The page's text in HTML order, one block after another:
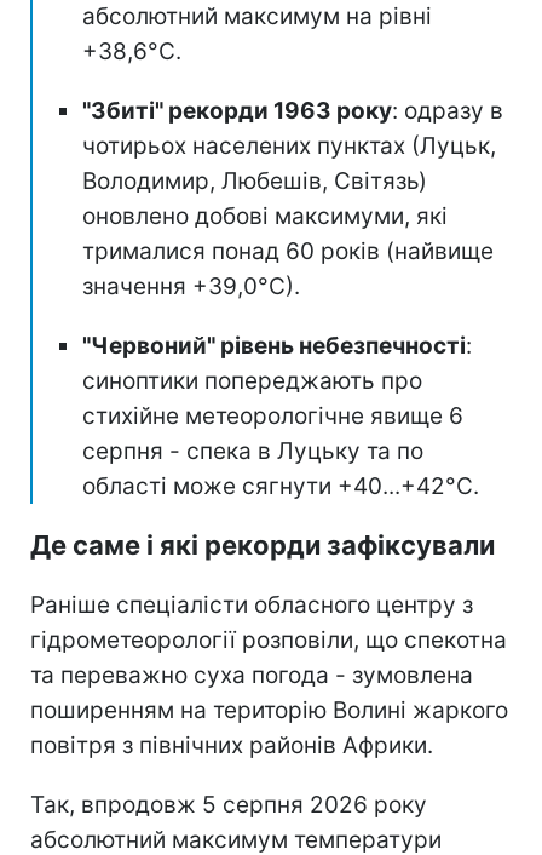
абсолютний максимум на рівні
+38,6°С.
"Збиті" рекорди 1963 року: одразу в
чотирьох населених пунктах (Луцьк,
Володимир, Любешів, Світязь)
оновлено добові максимуми, які
трималися понад 60 років (найвище
значення +39,0°С).
"Червоний" рівень небезпечності:
синоптики попереджають про
стихійне метеорологічне явище 6
серпня - спека в Луцьку та по
області може сягнути +40...+42°С.
Де саме і які рекорди зафіксували
Раніше спеціалісти обласного центру з
гідрометеорології розповіли, що спекотна
та переважно суха погода - зумовлена
поширенням на територію Волині жаркого
повітря з північних районів Африки.
Так, впродовж 5 серпня 2026 року
абсолютний максимум температури